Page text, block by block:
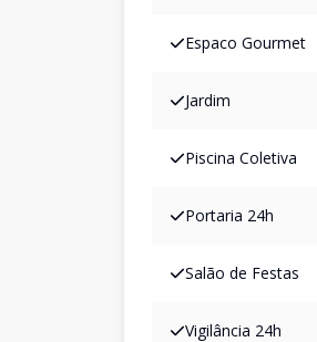
Espaco Gourmet
Jardim
Piscina Coletiva
Portaria 24h
Salão de Festas
Vigilância 24h